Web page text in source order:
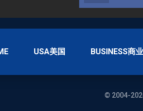
USA美国 BUSINESS商业
© 2004-